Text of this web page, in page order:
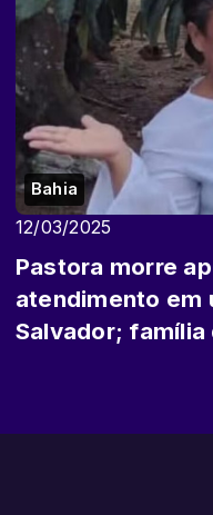
Bahia
12/03/2025
Pastora morre
atendimento em
Salvador; família